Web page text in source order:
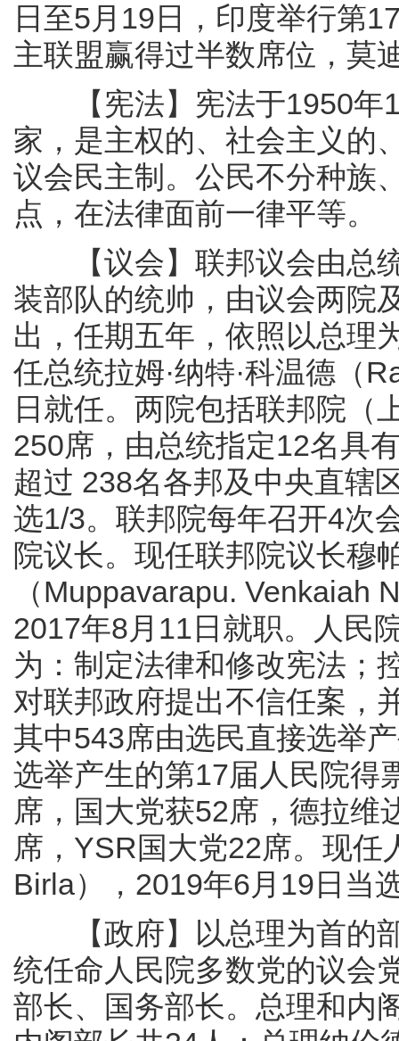
日至5月19日，印度举行第
主联盟赢得过半数席位，莫
【宪法】宪法于1950年1
家，是主权的、社会主义的
议会民主制。公民不分种族
点，在法律面前一律平等。
【议会】联邦议会由总统
装部队的统帅，由议会两院
出，任期五年，依照以总理
任总统拉姆·纳特·科温德（
日就任。两院包括联邦院（
250席，由总统指定12名具
超过 238名各邦及中央直辖
选1/3。联邦院每年召开4次
院议长。现任联邦院议长穆
（Muppavarapu. Venkaiah
2017年8月11日就职。人民
为：制定法律和修改宪法；
对联邦政府提出不信任案，
其中543席由选民直接选举
选举产生的第17届人民院得
席，国大党获52席，德拉维
席，YSR国大党22席。现任
Birla），2019年6月19日当
【政府】以总理为首的部
统任命人民院多数党的议会
部长、国务部长。总理和内